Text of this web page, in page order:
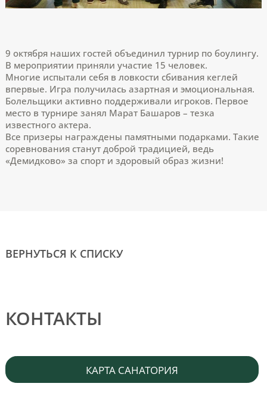
9 октября наших гостей объединил турнир по боулингу.
В мероприятии приняли участие 15 человек.
Многие испытали себя в ловкости сбивания кеглей
впервые. Игра получилась азартная и эмоциональная.
Болельщики активно поддерживали игроков. Первое
место в турнире занял Марат Башаров – тезка
известного актера.
Все призеры награждены памятными подарками. Такие
соревнования станут доброй традицией, ведь
«Демидково» за спорт и здоровый образ жизни!
ВЕРНУТЬСЯ К СПИСКУ
КОНТАКТЫ
КАРТА САНАТОРИЯ